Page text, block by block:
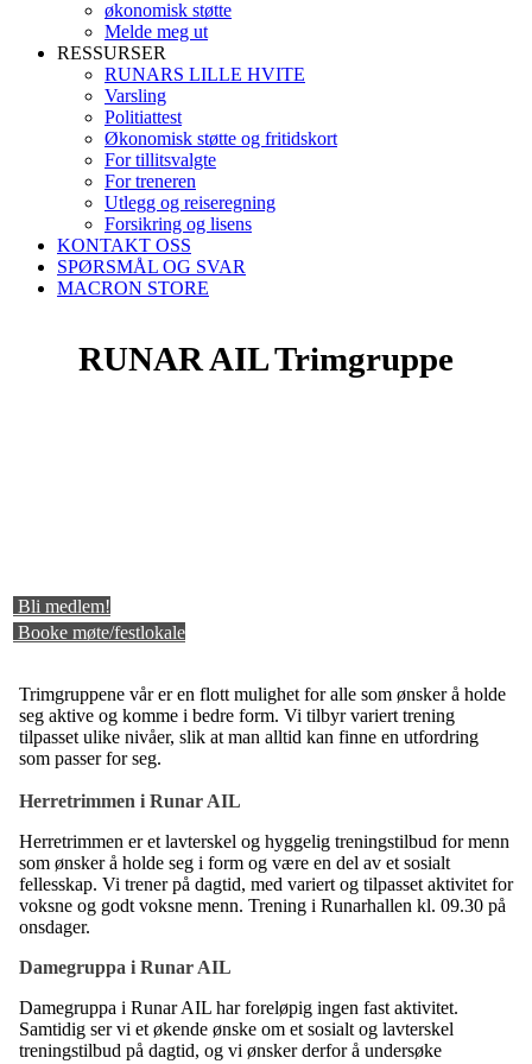
økonomisk støtte
Melde meg ut
RESSURSER
RUNARS LILLE HVITE
Varsling
Politiattest
Økonomisk støtte og fritidskort
For tillitsvalgte
For treneren
Utlegg og reiseregning
Forsikring og lisens
KONTAKT OSS
SPØRSMÅL OG SVAR
MACRON STORE
RUNAR AIL Trimgruppe
Bli medlem!
Booke møte/festlokale
Trimgruppene vår er en flott mulighet for alle som ønsker å holde
seg aktive og komme i bedre form. Vi tilbyr variert trening
tilpasset ulike nivåer, slik at man alltid kan finne en utfordring
som passer for seg.
Herretrimmen i Runar AIL
Herretrimmen er et lavterskel og hyggelig treningstilbud for menn
som ønsker å holde seg i form og være en del av et sosialt
fellesskap. Vi trener på dagtid, med variert og tilpasset aktivitet for
voksne og godt voksne menn. Trening i Runarhallen kl. 09.30 på
onsdager.
Damegruppa i Runar AIL
Damegruppa i Runar AIL har foreløpig ingen fast aktivitet.
Samtidig ser vi et økende ønske om et sosialt og lavterskel
treningstilbud på dagtid, og vi ønsker derfor å undersøke